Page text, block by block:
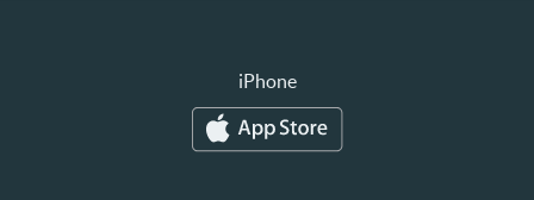
iPhone